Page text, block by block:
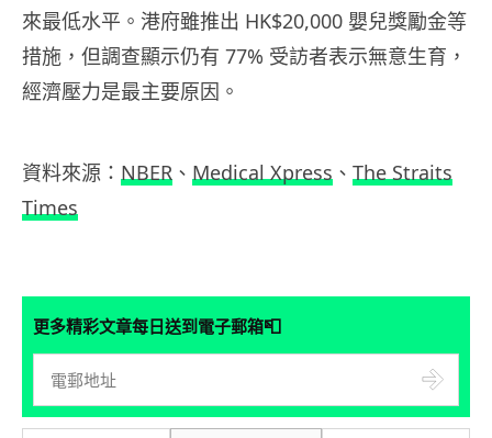
來最低水平。港府雖推出 HK$20,000 嬰兒獎勵金等
措施，但調查顯示仍有 77% 受訪者表示無意生育，
經濟壓力是最主要原因。
資料來源： NBER 、 Medical Xpress 、 The Straits
Times
更多精彩文章每日送到電子郵箱📮